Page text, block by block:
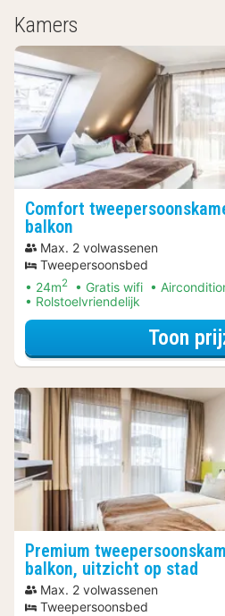
Kamers
Comfort
balkon
Max. 2 volwassenen
Tweepersoonsbed
24m2 Gratis wifi
Rolstoelvriendelijk
Toon
Premium
balkon, uitzicht op stad
Max. 2 volwassenen
Tweepersoonsbed